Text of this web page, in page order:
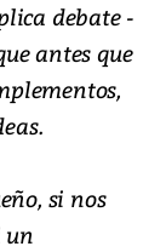
debate -
antes que
si nos
un